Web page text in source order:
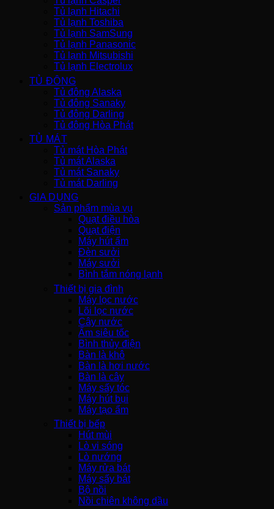
Tủ lạnh Hitachi
Tủ lạnh Toshiba
Tủ lạnh SamSung
Tủ lạnh Panasonic
Tủ lạnh Mitsubishi
Tủ lạnh Electrolux
TỦ ĐÔNG
Tủ đông Alaska
Tủ đông Sanaky
Tủ đông Darling
Tủ đông Hòa Phát
TỦ MÁT
Tủ mát Hòa Phát
Tủ mát Alaska
Tủ mát Sanaky
Tủ mát Darling
GIA DỤNG
Sản phẩm mùa vụ
Quạt điều hòa
Quạt điện
Máy hút ẩm
Đèn sưởi
Máy sưởi
Bình tắm nóng lạnh
Thiết bị gia đình
Máy lọc nước
Lõi lọc nước
Cây nước
Ấm siêu tốc
Bình thủy điện
Bàn là khô
Bàn là hơi nước
Bàn là cây
Máy sấy tóc
Máy hút bụi
Máy tạo ẩm
Thiết bị bếp
Hút mùi
Lò vi sóng
Lò nướng
Máy rửa bát
Máy sấy bát
Bộ nồi
Nồi chiên không dầu